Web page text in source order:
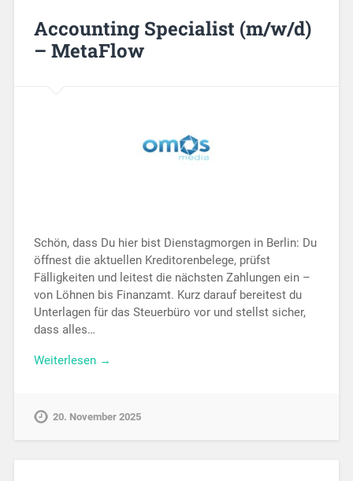
Accounting Specialist (m/w/d)
– MetaFlow
Schön, dass Du hier bist Dienstagmorgen in Berlin: Du
öffnest die aktuellen Kreditorenbelege, prüfst
Fälligkeiten und leitest die nächsten Zahlungen ein –
von Löhnen bis Finanzamt. Kurz darauf bereitest du
Unterlagen für das Steuerbüro vor und stellst sicher,
dass alles…
Weiterlesen →
20. November 2025